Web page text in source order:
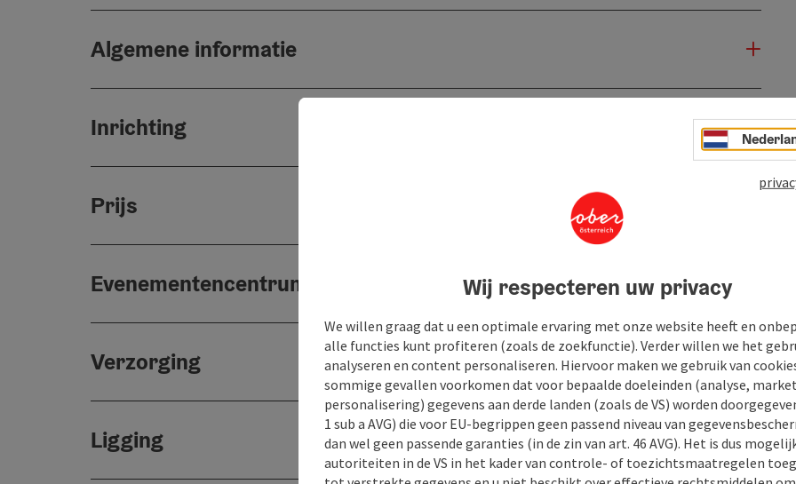
Algemene informatie
Inrichting
Prijs
Evenementencentrum
Verzorging
Ligging
Wij respecteren uw privacy
We willen graag dat u een optimale ervaring met onze website heeft en
alle functies kunt profiteren (zoals de zoekfunctie). Verder willen we het
analyseren en content personaliseren. Hiervoor maken we gebruik van
sommige gevallen voorkomen dat voor bepaalde doeleinden (analyse,
personalisering) gegevens aan derde landen (zoals de VS) worden
1 sub a AVG) die voor EU-begrippen geen passend niveau van
dan wel geen passende garanties (in de zin van art. 46 AVG). Het is dus
autoriteiten in de VS in het kader van controle- of toezichtsmaatregelen